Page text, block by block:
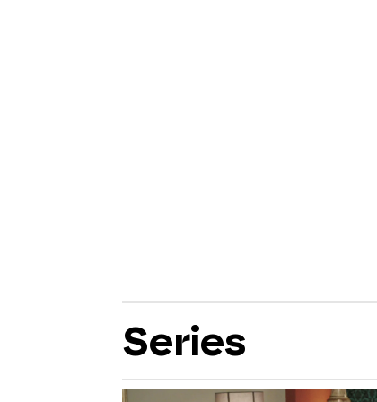
Series